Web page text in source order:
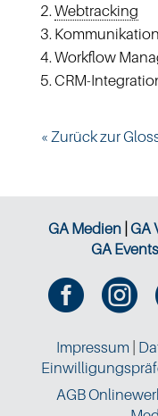
Webtracking
Kommunikation
Workflow
CRM-
« Zurück zur
GA Medien |GA
GA Events
 
Impressum
AGB